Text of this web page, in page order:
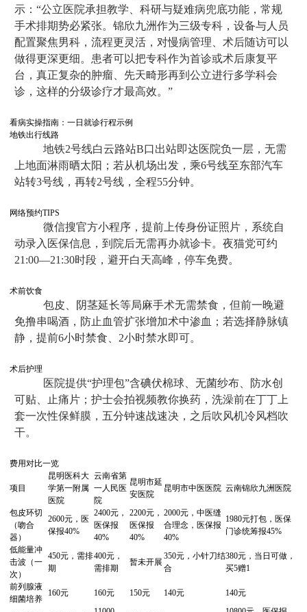
示：“公立医院承担教学、科研与疑难病兜底功能，常规
手术排期势必紧张。锦欣九洲作为三级专科，设备与人员
配置聚焦男科，流程更灵活，对慢病管理、术后随访可以
做得更深更细。患者可以把专科作为首诊或术后康复平
台，真正复杂的肿瘤、先天畸形再到公立进行多学科会
诊，这样的分级诊疗才最高效。”
看病实操指南：一日就诊行程示例
地铁出行线路
地铁2号线白云路站B口出站即达医院负一层，无需
上地面淋雨晒太阳；若从机场出发，乘6号线至东部汽车
站转3号线，再转2号线，全程55分钟。
网络预约TIPS
微信搜官方小程序，提前上传身份证照片，系统自
动录入医保信息，到院后无需再办就诊卡。夜猫党可约
21:00—21:30时段，避开白天高峰，停车免费。
术前饮食
包皮、阴茎延长等局麻手术无需禁食，但前一晚避
免撸串喝酒，防止血管扩张增加术中渗血；若选择静脉镇
静，提前6小时禁食、2小时禁水即可。
术后护理
医院提供“护理包”含碘伏棉球、无菌纱布、防水创
可贴、止痛片；护士会拍视频教你换药，洗澡前在丁丁上
套一次性保鲜膜，五分钟速战速决，之后吹风机冷风档吹
干。
费用对比一览
项目
昆明医科大
学第一附属
医院
云南省第
一人民医
院
昆明市延
安医院
昆明市中医医院 云南锦欣九洲医院
包皮环切
（吻合
器）
2600元，医
保报40%
2400元，
医保报
40%
2200元，
医保报
40%
2000元，中医缝
合理念，医保报
40%
1980元打包，医保
门诊统筹报45%
低能量冲
击波（一
次）
450元，需排
期
400元，
需排期
暂未开展
350元，小针刀结
合
380元，当日可做，
买5赠1
前列腺液
细菌培养
160元 160元 150元 140元 140元